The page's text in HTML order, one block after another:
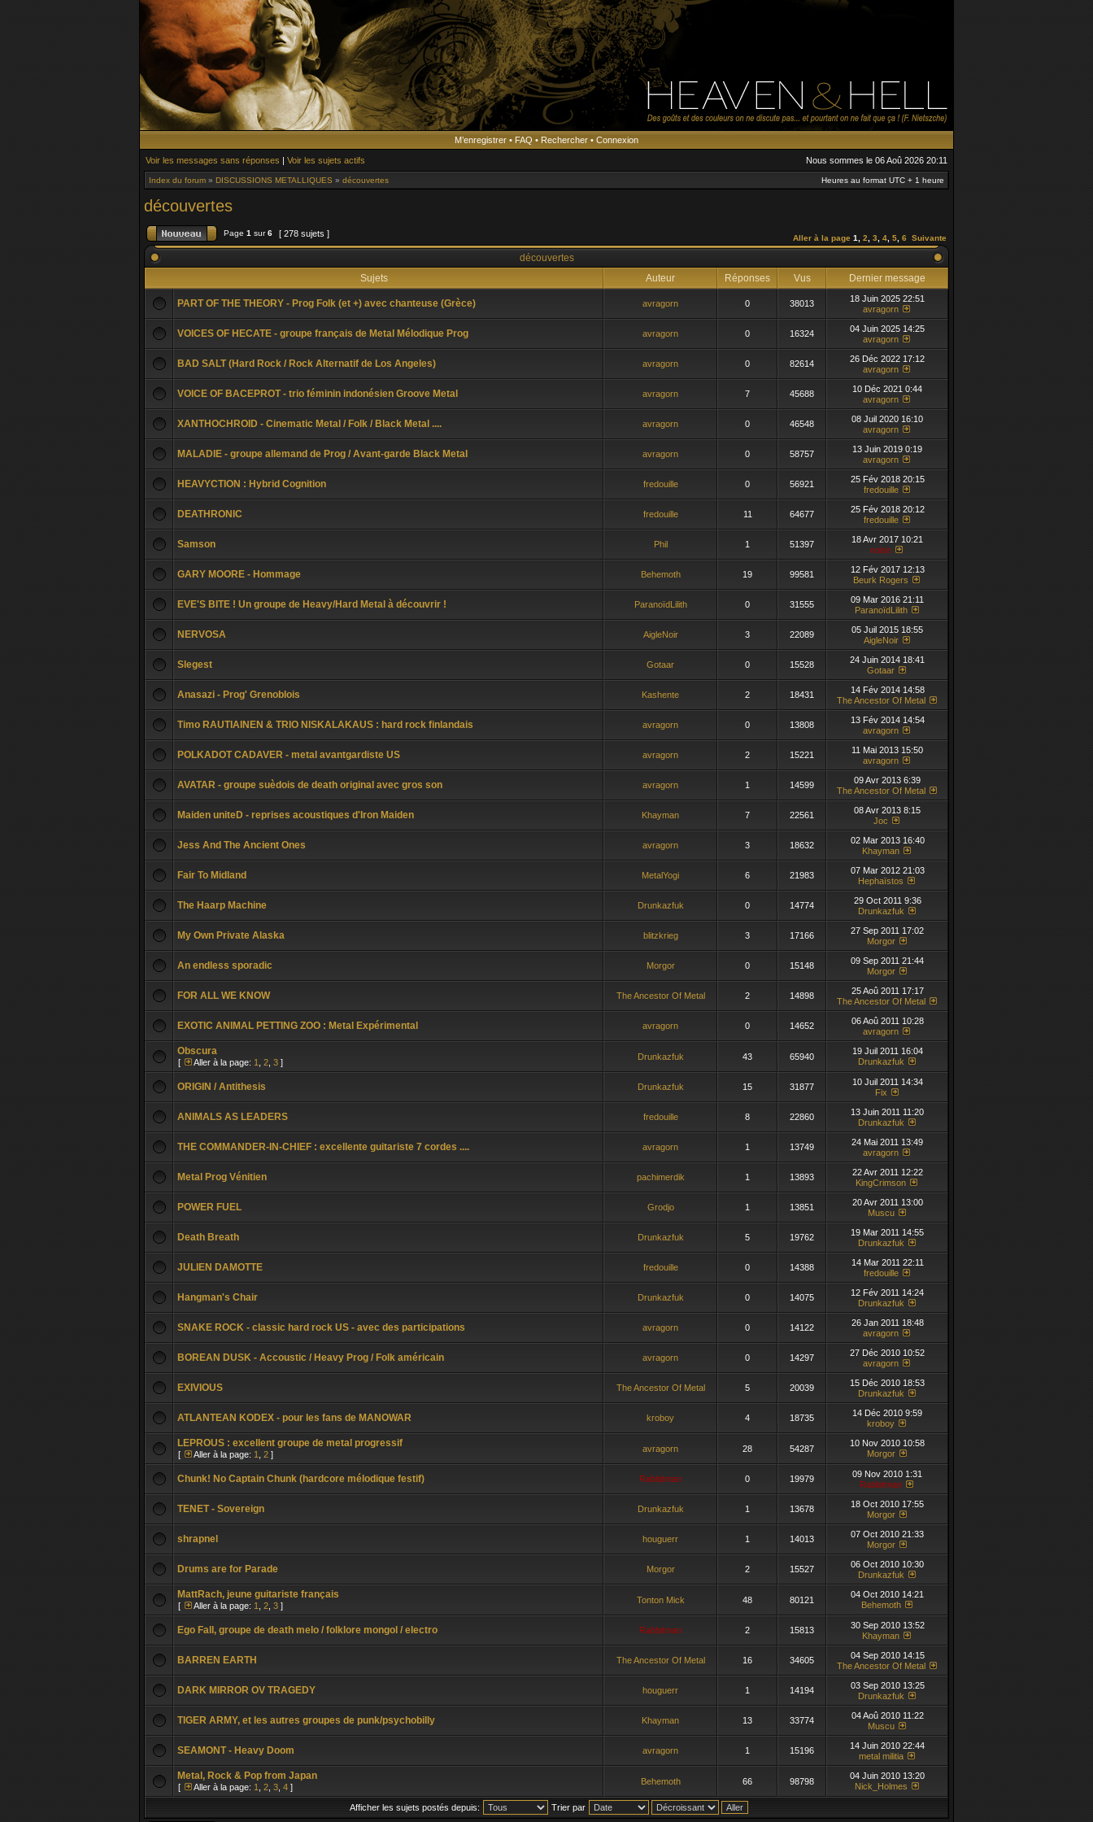
M’enregistrer • FAQ • Rechercher • Connexion
Voir les messages sans réponses | Voir les sujets actifs Nous sommes le 06 Aoû 2026 20:11
Index du forum » DISCUSSIONS METALLIQUES » découvertes Heures au format UTC + 1 heure
découvertes
Page 1 sur6 [ 278 sujets ] Aller à la page 1 2 3 4 5 6 Suivante
découvertes
Sujets
Auteur Réponses Vus Dernier message
PART OF THE THEORY - Prog Folk (et +) avec chanteuse (Grèce) avragorn 0 38013
18 Juin 2025 22:51
avragorn
VOICES OF HECATE - groupe français de Metal Mélodique Prog avragorn 0 16324
04 Juin 2025 14:25
avragorn
BAD SALT (Hard Rock / Rock Alternatif de Los Angeles) avragorn 0 82614
26 Déc 2022 17:12
avragorn
VOICE OF BACEPROT - trio féminin indonésien Groove Metal avragorn 7 45688
10 Déc 2021 0:44
avragorn
XANTHOCHROID - Cinematic Metal / Folk / Black Metal .... avragorn 0 46548
08 Juil 2020 16:10
avragorn
MALADIE - groupe allemand de Prog / Avant-garde Black Metal avragorn 0 58757
13 Juin 2019 0:19
avragorn
HEAVYCTION : Hybrid Cognition fredouille 0 56921
25 Fév 2018 20:15
fredouille
DEATHRONIC fredouille 11 64677
25 Fév 2018 20:12
fredouille
Samson Phil 1 51397
18 Avr 2017 10:21
noise
GARY MOORE - Hommage Behemoth 19 99581
12 Fév 2017 12:13
Beurk Rogers
EVE'S BITE ! Un groupe de Heavy/Hard Metal à découvrir ! ParanoïdLilith 0 31555
09 Mar 2016 21:11
ParanoïdLilith
NERVOSA AigleNoir 3 22089
05 Juil 2015 18:55
AigleNoir
Slegest Gotaar 0 15528
24 Juin 2014 18:41
Gotaar
Anasazi - Prog' Grenoblois Kashente 2 18431
14 Fév 2014 14:58
The Ancestor Of Metal
Timo RAUTIAINEN & TRIO NISKALAKAUS : hard rock finlandais avragorn 0 13808
13 Fév 2014 14:54
avragorn
POLKADOT CADAVER - metal avantgardiste US avragorn 2 15221
11 Mai 2013 15:50
avragorn
AVATAR - groupe suèdois de death original avec gros son avragorn 1 14599
09 Avr 2013 6:39
The Ancestor Of Metal
Maiden uniteD - reprises acoustiques d'Iron Maiden Khayman 7 22561
08 Avr 2013 8:15
Joc
Jess And The Ancient Ones avragorn 3 18632
02 Mar 2013 16:40
Khayman
Fair To Midland MetalYogi 6 21983
07 Mar 2012 21:03
Hephaïstos
The Haarp Machine Drunkazfuk 0 14774
29 Oct 2011 9:36
Drunkazfuk
My Own Private Alaska blitzkrieg 3 17166
27 Sep 2011 17:02
Morgor
An endless sporadic Morgor 0 15148
09 Sep 2011 21:44
Morgor
FOR ALL WE KNOW The Ancestor Of Metal 2 14898
25 Aoû 2011 17:17
The Ancestor Of Metal
EXOTIC ANIMAL PETTING ZOO : Metal Expérimental avragorn 0 14652
06 Aoû 2011 10:28
avragorn
Obscura
[ Aller à la page: 1 2 3 ]
Drunkazfuk 43 65940
19 Juil 2011 16:04
Drunkazfuk
ORIGIN / Antithesis Drunkazfuk 15 31877
10 Juil 2011 14:34
Fix
ANIMALS AS LEADERS fredouille 8 22860
13 Juin 2011 11:20
Drunkazfuk
THE COMMANDER-IN-CHIEF : excellente guitariste 7 cordes .... avragorn 1 13749
24 Mai 2011 13:49
avragorn
Metal Prog Vénitien pachimerdik 1 13893
22 Avr 2011 12:22
KingCrimson
POWER FUEL Grodjo 1 13851
20 Avr 2011 13:00
Muscu
Death Breath Drunkazfuk 5 19762
19 Mar 2011 14:55
Drunkazfuk
JULIEN DAMOTTE fredouille 0 14388
14 Mar 2011 22:11
fredouille
Hangman's Chair Drunkazfuk 0 14075
12 Fév 2011 14:24
Drunkazfuk
SNAKE ROCK - classic hard rock US - avec des participations avragorn 0 14122
26 Jan 2011 18:48
avragorn
BOREAN DUSK - Accoustic / Heavy Prog / Folk américain avragorn 0 14297
27 Déc 2010 10:52
avragorn
EXIVIOUS The Ancestor Of Metal 5 20039
15 Déc 2010 18:53
Drunkazfuk
ATLANTEAN KODEX - pour les fans de MANOWAR kroboy 4 18735
14 Déc 2010 9:59
kroboy
LEPROUS : excellent groupe de metal progressif
[ Aller à la page: 1 2 ]
avragorn 28 54287
10 Nov 2010 10:58
Morgor
Chunk! No Captain Chunk (hardcore mélodique festif) Rabbitman 0 19979
09 Nov 2010 1:31
Rabbitman
TENET - Sovereign Drunkazfuk 1 13678
18 Oct 2010 17:55
Morgor
shrapnel houguerr 1 14013
07 Oct 2010 21:33
Morgor
Drums are for Parade Morgor 2 15527
06 Oct 2010 10:30
Drunkazfuk
MattRach, jeune guitariste français
[ Aller à la page: 1 2 3 ]
Tonton Mick 48 80121
04 Oct 2010 14:21
Behemoth
Ego Fall, groupe de death melo / folklore mongol / electro Rabbitman 2 15813
30 Sep 2010 13:52
Khayman
BARREN EARTH The Ancestor Of Metal 16 34605
04 Sep 2010 14:15
The Ancestor Of Metal
DARK MIRROR OV TRAGEDY houguerr 1 14194
03 Sep 2010 13:25
Drunkazfuk
TIGER ARMY, et les autres groupes de punk/psychobilly Khayman 13 33774
04 Aoû 2010 11:22
Muscu
SEAMONT - Heavy Doom avragorn 1 15196
14 Juin 2010 22:44
metal militia
Metal, Rock & Pop from Japan
[ Aller à la page: 1 2 3 4 ]
Behemoth 66 98798
04 Juin 2010 13:20
Nick_Holmes
Afficher les sujets postés depuis: Trier par